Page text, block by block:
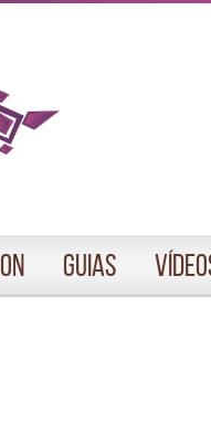
Guias